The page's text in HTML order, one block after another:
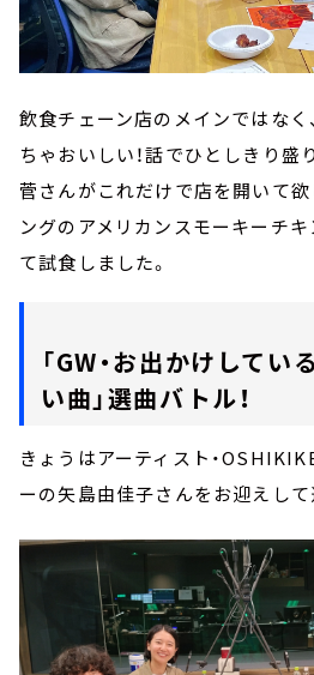
飲食チェーン店のメインではなく
ちゃおいしい！話でひとしきり盛
菅さんがこれだけで店を開いて欲
ングのアメリカンスモーキーチ
て試食しました。
「GW・お出かけしてい
い曲」選曲バトル！
きょうはアーティスト・
ーの矢島由佳子さんをお迎えして